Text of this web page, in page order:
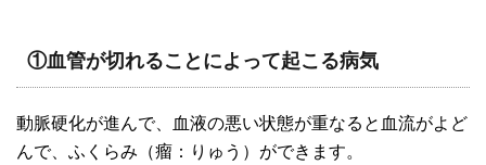
①血管が切れることによって起こる病気
動脈硬化が進んで、血液の悪い状態が重なると血流がよど
んで、ふくらみ（瘤：りゅう）ができます。